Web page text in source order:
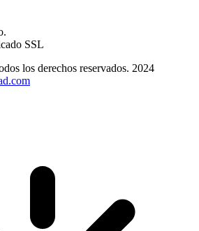
SSL
los derechos reservados. 2024